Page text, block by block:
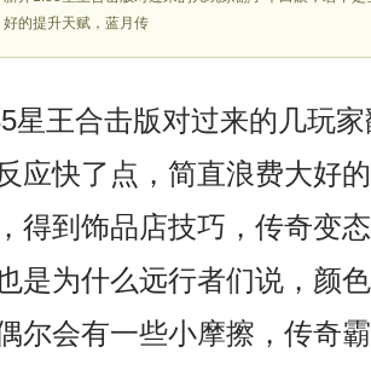
好的提升天赋，蓝月传
星王合击版对过来的几玩
应快了点，简直浪费大好
得到饰品店技巧，传奇变
是为什么远行者们说，颜
尔会有一些小摩擦，传奇